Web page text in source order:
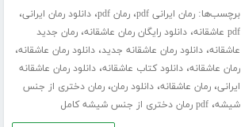
برچسب‌ها:رمان ایرانی pdf ،رمان pdf ،دانلود رمان ایرانی،
pdf عاشقانه ،دانلود رایگان رمان عاشقانه،رمان جدید
عاشقانه،دانلود رمان عاشقانه جدید،دانلود رمان عاشقانه،
رمان عاشقانه،دانلود کتاب عاشقانه،دانلود رمان عاشقانه
ایرانی،رمان عاشقانه،دانلود رمان،رمان دختری از جنس
شیشه،pdf رمان دختری از جنس شیشه کامل